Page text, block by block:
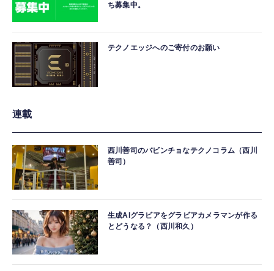
ち募集中。
テクノエッジへのご寄付のお願い
連載
西川善司のバビンチョなテクノコラム（西川
善司）
生成AIグラビアをグラビアカメラマンが作る
とどうなる？（西川和久）